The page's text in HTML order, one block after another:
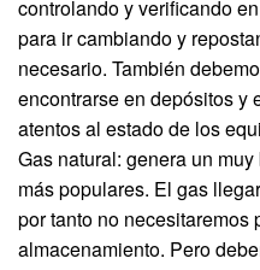
controlando y verificando
para ir cambiando y
necesario. También
encontrarse en depósitos y
atentos al estado de los
Gas natural: genera un
más populares. El gas
por tanto no necesitaremos
almacenamiento. Pero